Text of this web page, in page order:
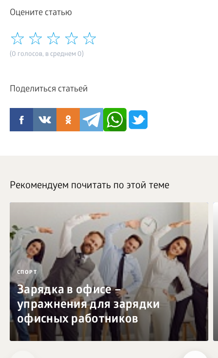
Оцените статью
(0 голосов, в среднем 0)
Поделиться статьей
Рекомендуем почитать по этой теме
СПОРТ
Зарядка в офисе –
упражнения для зарядки
офисных работников